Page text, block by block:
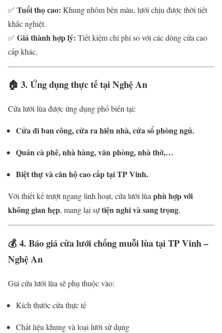
✅ Tuổi thọ cao: Khung nhôm bền màu, lưới chịu được thời tiết
khắc nghiệt.
✅ Giá thành hợp lý: Tiết kiệm chi phí so với các dòng cửa cao
cấp khác.
🏠 3. Ứng dụng thực tế tại Nghệ An
Cửa lưới lùa được ứng dụng phổ biến tại:
Cửa đi ban công, cửa ra hiên nhà, cửa sổ phòng ngủ.
Quán cà phê, nhà hàng, văn phòng, nhà thờ,…
Biệt thự và căn hộ cao cấp tại TP Vinh.
Với thiết kế trượt ngang linh hoạt, cửa lưới lùa phù hợp với
không gian hẹp, mang lại sựtiện nghi và sang trọng.
💰4. Báo giá cửa lưới chống muỗi lùa tại TP Vinh –
Nghệ An
Giá cửa lưới lùa sẽ phụ thuộc vào:
Kích thước cửa thực tế
Chất liệu khung và loại lưới sử dụng